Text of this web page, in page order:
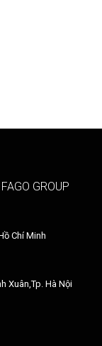
GROUP
Chí Minh
Xuân,Tp. Hà Nội